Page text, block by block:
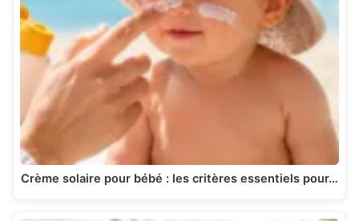
Crème solaire pour bébé : les critères essentiels pour…